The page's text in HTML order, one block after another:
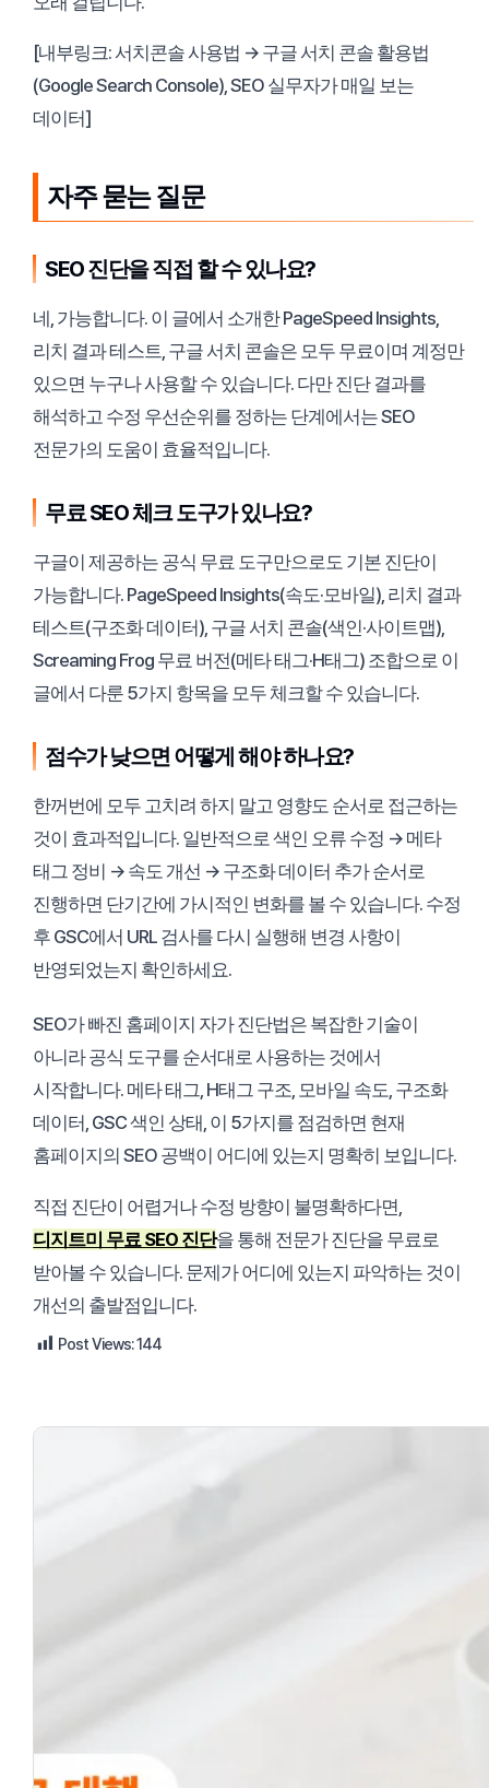
[내부링크: 서치콘솔 사용법 → 구글 서치 콘솔 활용법
(Google Search Console), SEO 실무자가 매일 보는
데이터]
자주 묻는 질문
SEO 진단을 직접 할 수 있나요?
네, 가능합니다. 이 글에서 소개한 PageSpeed Insights,
리치 결과 테스트, 구글 서치 콘솔은 모두 무료이며 계정만
있으면 누구나 사용할 수 있습니다. 다만 진단 결과를
해석하고 수정 우선순위를 정하는 단계에서는 SEO
전문가의 도움이 효율적입니다.
무료 SEO 체크 도구가 있나요?
구글이 제공하는 공식 무료 도구만으로도 기본 진단이
가능합니다. PageSpeed Insights(속도·모바일), 리치 결과
테스트(구조화 데이터), 구글 서치 콘솔(색인·사이트맵),
Screaming Frog 무료 버전(메타 태그·H태그) 조합으로 이
글에서 다룬 5가지 항목을 모두 체크할 수 있습니다.
점수가 낮으면 어떻게 해야 하나요?
한꺼번에 모두 고치려 하지 말고 영향도 순서로 접근하는
것이 효과적입니다. 일반적으로 색인 오류 수정 → 메타
태그 정비 → 속도 개선 → 구조화 데이터 추가 순서로
진행하면 단기간에 가시적인 변화를 볼 수 있습니다. 수정
후 GSC에서 URL 검사를 다시 실행해 변경 사항이
반영되었는지 확인하세요.
SEO가 빠진 홈페이지 자가 진단법은 복잡한 기술이
아니라 공식 도구를 순서대로 사용하는 것에서
시작합니다. 메타 태그, H태그 구조, 모바일 속도, 구조화
데이터, GSC 색인 상태, 이 5가지를 점검하면 현재
홈페이지의 SEO 공백이 어디에 있는지 명확히 보입니다.
직접 진단이 어렵거나 수정 방향이 불명확하다면,
디지트미 무료 SEO 진단을 통해 전문가 진단을 무료로
받아볼 수 있습니다. 문제가 어디에 있는지 파악하는 것이
개선의 출발점입니다.
Post Views:144